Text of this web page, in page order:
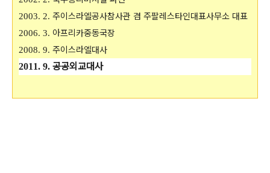
2003. 2. 주이스라엘공사참사관 겸 주팔레스타인대표사무소 대표
2006. 3. 아프리카중동국장
2008. 9. 주이스라엘대사
2011. 9. 공공외교대사